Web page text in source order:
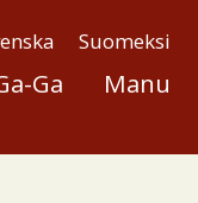
Suomeksi
Ga Manu